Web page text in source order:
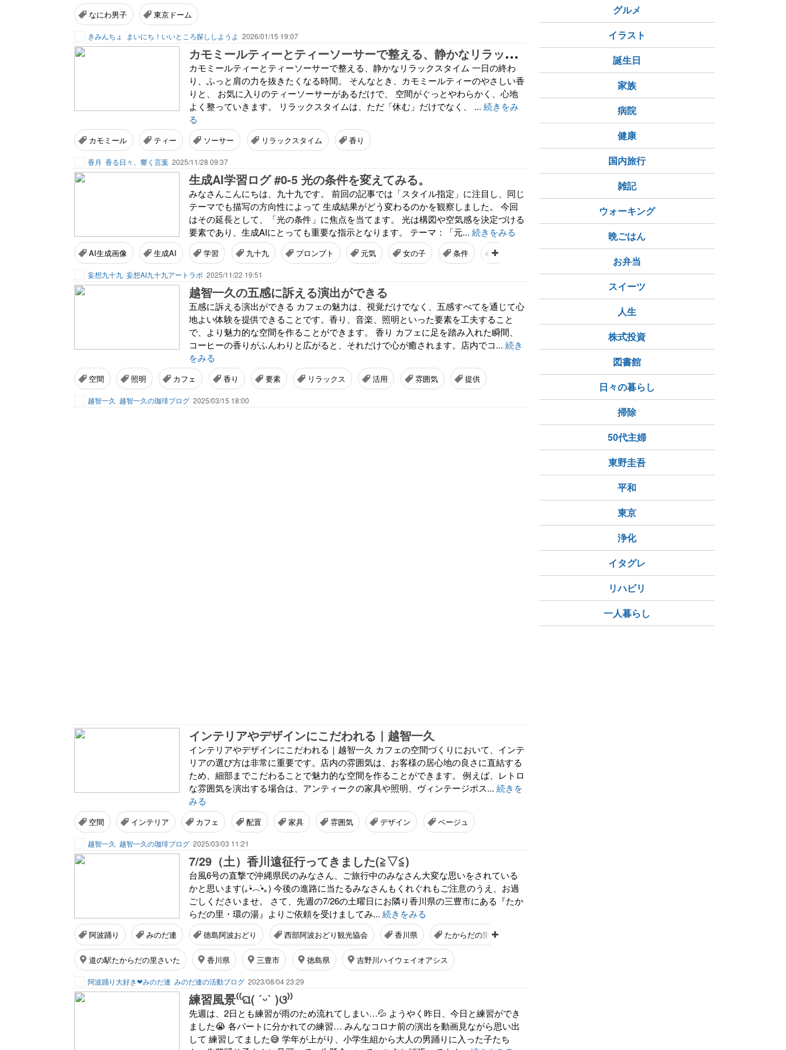
なにわ男子 東京ドーム
きみんちょ まいにち！いいところ探ししようよ 2026/01/15 19:07
カ
モミールティーとティーソーサーで整える、静かなリラックスタイム
カモミールティーとティーソーサーで整える、静かなリラックスタイム 一日の終わ
り、ふっと肩の力を抜きたくなる時間。 そんなとき、カモミールティーのやさしい香
りと、 お気に入りのティーソーサーがあるだけで、 空間がぐっとやわらかく、心地
よく整っていきます。 リラックスタイムは、ただ「休む」だけでなく、 ... 続きをみ
る
カモミール ティー ソーサー リラックスタイム 香り
香月 香る日々、響く言葉 2025/11/28 09:37
生成AI学習ログ #0-5 光の条件を変えてみる。
みなさんこんにちは、九十九です。 前回の記事では「スタイル指定」に注目し、同じ
テーマでも描写の方向性によって 生成結果がどう変わるのかを観察しました。 今回
はその延長として、「光の条件」に焦点を当てます。 光は構図や空気感を決定づける
要素であり、生成AIにとっても重要な指示となります。 テーマ：「元... 続きをみる
AI生成画像 生成AI 学習 九十九 プロンプト 元気 女の子 条件 構図
妄想九十九 妄想AI九十九アートラボ 2025/11/22 19:51
越智一久の五感に訴える演出ができる
五感に訴える演出ができる カフェの魅力は、視覚だけでなく、五感すべてを通じて心
地よい体験を提供できることです。香り、音楽、照明といった要素を工夫すること
で、より魅力的な空間を作ることができます。 香り カフェに足を踏み入れた瞬間、
コーヒーの香りがふんわりと広がると、それだけで心が癒されます。店内でコ... 続き
をみる
空間 照明 カフェ 香り 要素 リラックス 活用 雰囲気 提供
越智一久 越智一久の珈琲ブログ 2025/03/15 18:00
インテリアやデザインにこだわれる｜越智一久
インテリアやデザインにこだわれる｜越智一久 カフェの空間づくりにおいて、インテ
リアの選び方は非常に重要です。店内の雰囲気は、お客様の居心地の良さに直結する
ため、細部までこだわることで魅力的な空間を作ることができます。 例えば、レトロ
な雰囲気を演出する場合は、アンティークの家具や照明、ヴィンテージポス... 続きを
みる
空間 インテリア カフェ 配置 家具 雰囲気 デザイン ベージュ
越智一久 越智一久の珈琲ブログ 2025/03/03 11:21
7/29（土）香川遠征行ってきました(⁠≧⁠▽⁠≦⁠)
台風6号の直撃で沖縄県民のみなさん、ご旅行中のみなさん大変な思いをされている
かと思います(⁠｡⁠•́⁠︿⁠•̀⁠｡⁠) 今後の進路に当たるみなさんもくれぐれもご注意のうえ、お過
ごしくださいませ。 さて、先週の7/26の土曜日にお隣り香川県の三豊市にある『たか
らだの里・環の湯』よりご依頼を受けましてみ... 続きをみる
阿波踊り みのだ連 徳島阿波おどり 西部阿波おどり観光協会 香川県 たからだの里
道の駅たからだの里さいた 香川県 三豊市 徳島県 吉野川ハイウェイオアシス
阿波踊り大好き❤みのだ連 みのだ連の活動ブログ 2023/08/04 23:29
練習風景⁽⁠⁽⁠ଘ⁠(⁠ ⁠ˊ⁠ᵕ⁠ˋ⁠ ⁠)⁠ଓ⁠⁾⁠⁾
先週は、2日とも練習が雨のため流れてしまい…💦 ようやく昨日、今日と練習ができ
ました😭 各パートに分かれての練習… みんなコロナ前の演出を動画見ながら思い出
して 練習してました😅 学年が上がり、小学生組から大人の男踊りに入った子たち
グルメ
イラスト
誕生日
家族
病院
健康
国内旅行
雑記
ウォーキング
晩ごはん
お弁当
スイーツ
人生
株式投資
図書館
日々の暮らし
掃除
50代主婦
東野圭吾
平和
東京
浄化
イタグレ
リハビリ
一人暮らし